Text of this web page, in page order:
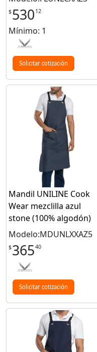
$530 12
Mínimo: 1
Solicitar cotización
Mandil UNILINE Cook
Wear mezclilla azul
stone (100% algodón)
Modelo:MDUNLXXAZ5
$36540
Solicitar cotización